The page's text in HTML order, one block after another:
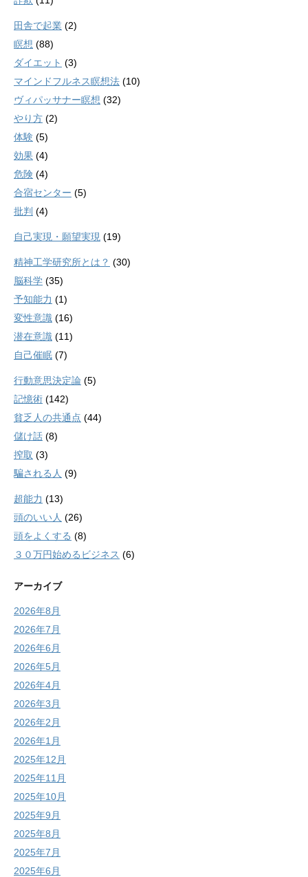
田舎で起業 (2)
瞑想 (88)
ダイエット (3)
マインドフルネス瞑想法 (10)
ヴィパッサナー瞑想 (32)
やり方 (2)
体験 (5)
効果 (4)
危険 (4)
合宿センター (5)
批判 (4)
自己実現・願望実現 (19)
精神工学研究所とは？ (30)
脳科学 (35)
予知能力 (1)
変性意識 (16)
潜在意識 (11)
自己催眠 (7)
行動意思決定論 (5)
記憶術 (142)
貧乏人の共通点 (44)
儲け話 (8)
搾取 (3)
騙される人 (9)
超能力 (13)
頭のいい人 (26)
頭をよくする (8)
３０万円始めるビジネス (6)
アーカイブ
2026年8月
2026年7月
2026年6月
2026年5月
2026年4月
2026年3月
2026年2月
2026年1月
2025年12月
2025年11月
2025年10月
2025年9月
2025年8月
2025年7月
2025年6月